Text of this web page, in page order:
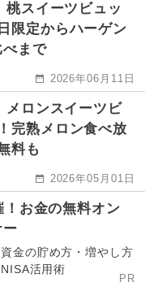
桃スイーツビュッ
限定からハーゲン
まで
2026年06月11日
メロンスイーツビ
完熟メロン食べ放
料も
2026年05月01日
お金の無料オン
ー
金の貯め方・増やし方
活用術
PR